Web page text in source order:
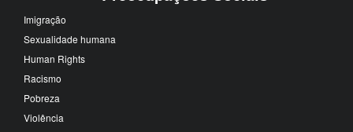
Imigração
Sexualidade humana
Human Rights
Racismo
Pobreza
Violência